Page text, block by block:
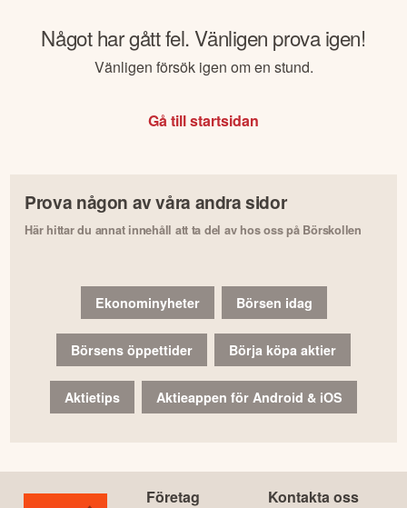
Något har gått fel. Vänligen prova igen!
Vänligen försök igen om en stund.
Gå till startsidan
Prova någon av våra andra sidor
Här hittar du annat innehåll att ta del av hos oss på Börskollen
Ekonominyheter Börsen idag
Börsens öppettider Börja köpa aktier
Aktietips Aktieappen för Android & iOS
Företag Kontakta oss